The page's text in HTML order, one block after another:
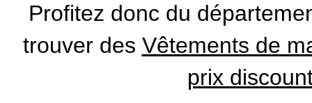
Profitez donc du
trouver des Vêtements de
prix